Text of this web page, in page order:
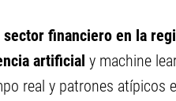
sector financiero en la
artificial y machine
real y patrones atípicos